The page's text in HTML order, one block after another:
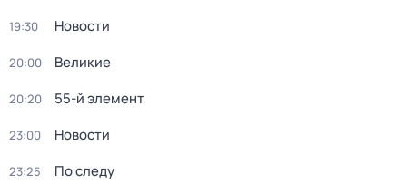
19:30 Новости
20:00 Великие
20:20 55-й элемент
23:00 Новости
23:25 По следу